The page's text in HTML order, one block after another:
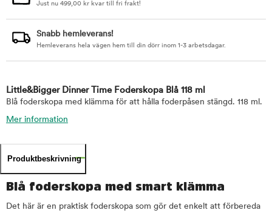
Just nu 499,00 kr kvar till fri frakt!
Snabb hemleverans!
Hemleverans hela vägen hem till din dörr inom 1-3 arbetsdagar.
Little&Bigger Dinner Time Foderskopa Blå 118 ml
Blå foderskopa med klämma för att hålla foderpåsen stängd. 118 ml.
Mer information
Produktbeskrivning
Blå foderskopa med smart klämma
Det här är en praktisk foderskopa som gör det enkelt att förbereda